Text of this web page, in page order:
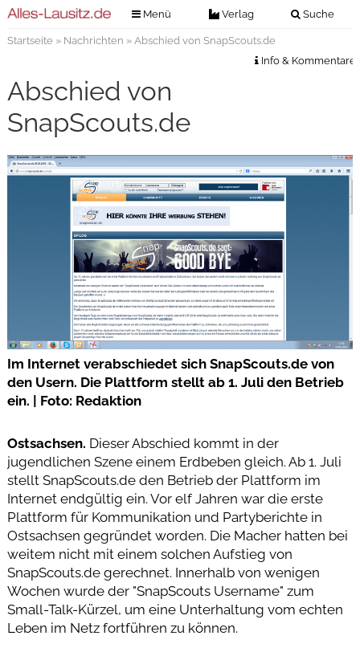
Menü Verlag Suche
Verlag
Kontakt
Impressum
Nachrichten
Anzeigensuche
Digitale Ausgaben
Startseite» Nachrichten » Abschied von SnapScouts.de
Info & Kommentare
Abschied von
SnapScouts.de
Im Internet verabschiedet sich SnapScouts.de von
den Usern. Die Plattform stellt ab 1. Juli den Betrieb
ein. | Foto: Redaktion
Ostsachsen. Dieser Abschied kommt in der
jugendlichen Szene einem Erdbeben gleich. Ab 1. Juli
stellt SnapScouts.de den Betrieb der Plattform im
Internet endgültig ein. Vor elf Jahren war die erste
Plattform für Kommunikation und Partyberichte in
Ostsachsen gegründet worden. Die Macher hatten bei
weitem nicht mit einem solchen Aufstieg von
SnapScouts.de gerechnet. Innerhalb von wenigen
Wochen wurde der "SnapScouts Username" zum
Small-Talk-Kürzel, um eine Unterhaltung vom echten
Leben im Netz fortführen zu können.